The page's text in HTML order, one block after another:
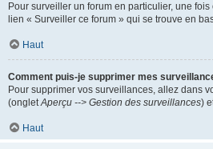
Pour surveiller un forum en particulier, une
lien « Surveiller ce forum » qui se trouve en
Haut
Comment puis-je supprimer mes
Pour supprimer vos surveillances, allez dans
(ongletAperçu --> Gestion des surveillances)
Haut